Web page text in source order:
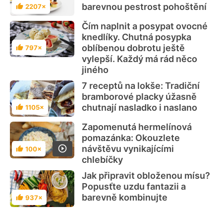
Hodnocení
2207×
barevnou pestrost pohoštění
Hodnocení
797×
Čím naplnit a posypat ovocné
knedlíky. Chutná posypka
oblíbenou dobrotu ještě
vylepší. Každý má rád něco
jiného
Hodnocení
1105×
7 receptů na lokše: Tradiční
bramborové placky úžasně
chutnají nasladko i naslano
Hodnocení
100×
Zapomenutá hermelínová
pomazánka: Okouzlete
návštěvu vynikajícími
chlebíčky
Hodnocení
937×
Jak připravit obloženou mísu?
Popusťte uzdu fantazii a
barevně kombinujte